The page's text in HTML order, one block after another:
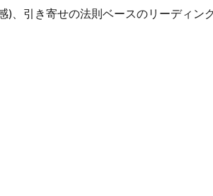
、引き寄せの法則ベースのリーディン